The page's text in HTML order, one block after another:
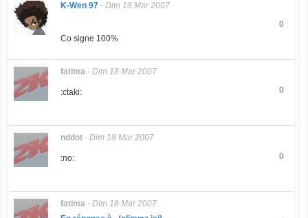
K-Wen 97- Dim 18 Mar 2007
0
Co signe 100%
fatima- Dim 18 Mar 2007
0
:ctaki:
nddot- Dim 18 Mar 2007
0
:no:
fatima- Dim 18 Mar 2007